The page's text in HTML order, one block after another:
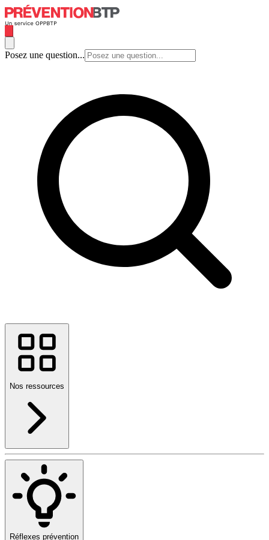
Posez une question...
Nos ressources
Réflexes prévention